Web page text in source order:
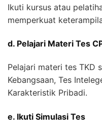
Ikuti kursus atau
memperkuat
d. Pelajari Materi Tes
Pelajari materi tes TKD
Kebangsaan, Tes
Karakteristik Pribadi.
e. Ikuti Simulasi Tes